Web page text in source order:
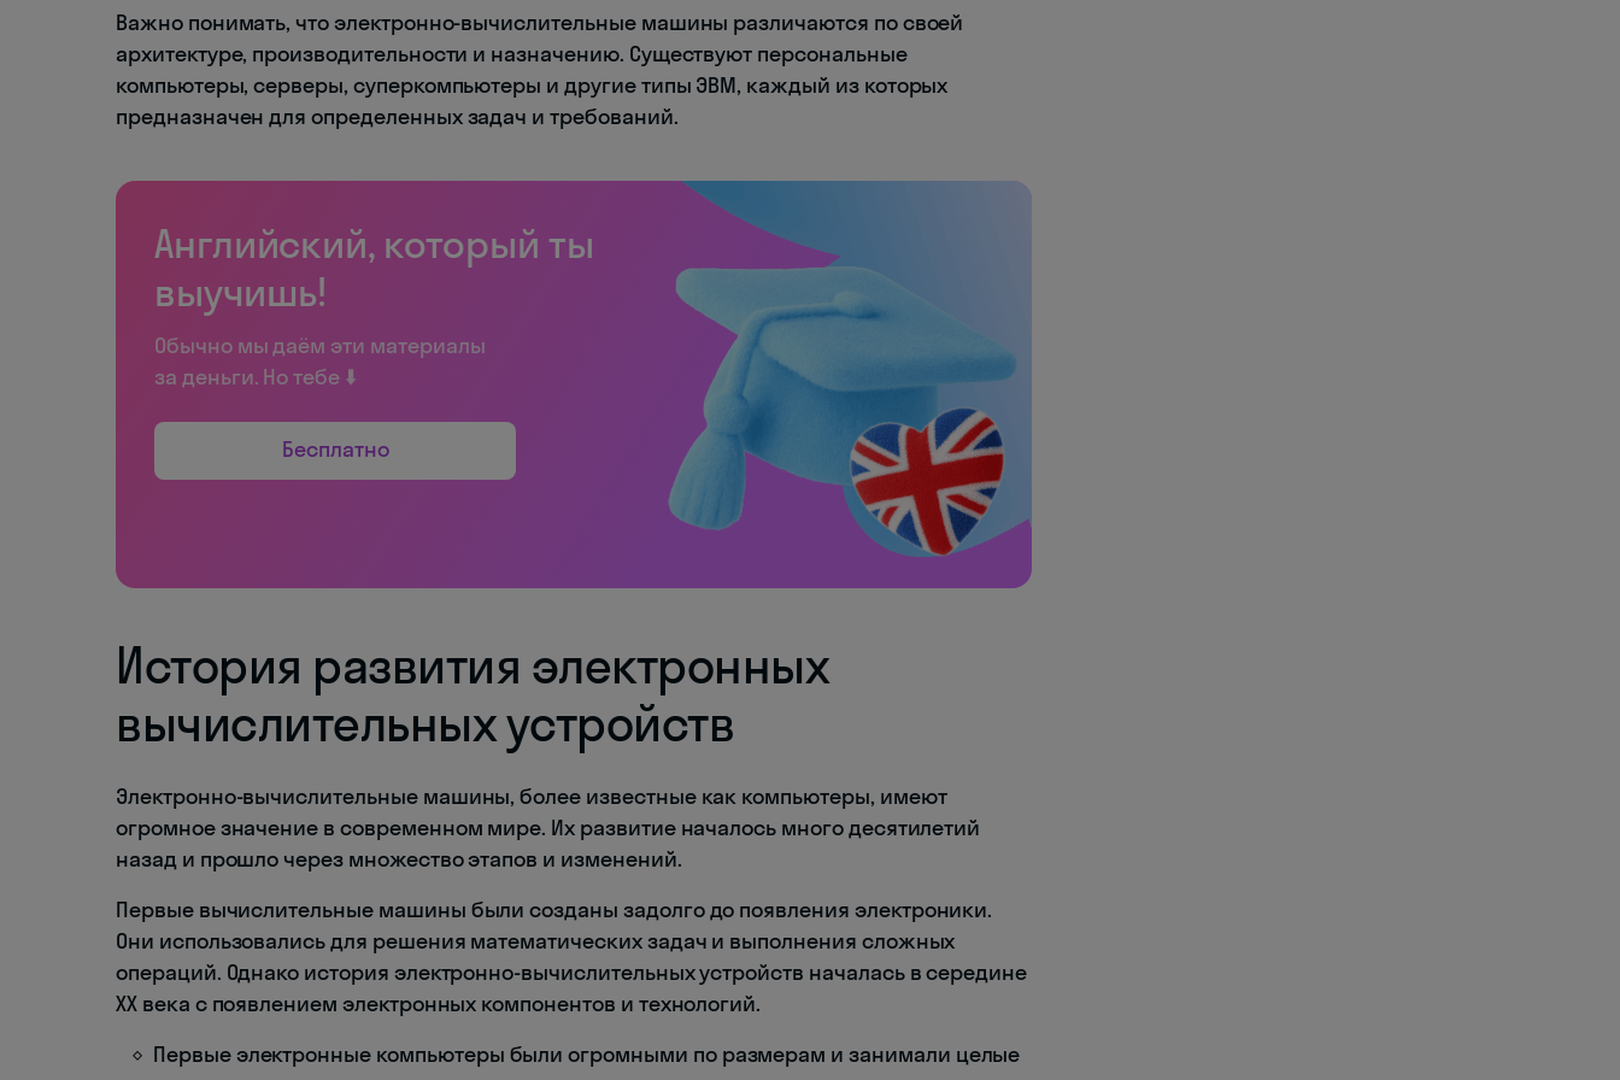
Важно понимать, что электронно-вычислительные машины различаются по своей
архитектуре, производительности и назначению. Существуют персональные
компьютеры, серверы, суперкомпьютеры и другие типы ЭВМ, каждый из которых
предназначен для определенных задач и требований.
Английский, который ты
выучишь!
Обычно мы даём эти материалы
за деньги. Но тебе ⬇️
Бесплатно
История развития электронных
вычислительных устройств
Электронно-вычислительные машины, более известные как компьютеры, имеют
огромное значение в современном мире. Их развитие началось много десятилетий
назад и прошло через множество этапов и изменений.
Первые вычислительные машины были созданы задолго до появления электроники.
Они использовались для решения математических задач и выполнения сложных
операций. Однако история электронно-вычислительных устройств началась в середине
XX века с появлением электронных компонентов и технологий.
Первые электронные компьютеры были огромными по размерам и занимали целые